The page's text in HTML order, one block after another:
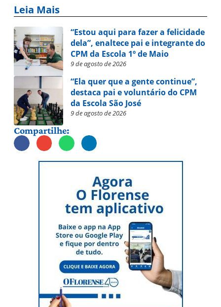
Leia Mais
“Estou aqui para fazer a felicidade
dela”, enaltece pai e integrante do
CPM da Escola 1º de Maio
9 de agosto de 2026
“Ela quer que a gente continue”,
destaca pai e voluntário do CPM
da Escola São José
9 de agosto de 2026
Compartilhe: